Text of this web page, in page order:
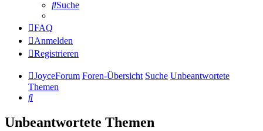
Suche
FAQ
Anmelden
Registrieren
JoyceForum Foren-Übersicht Suche Unbeantwortete
Themen
Suche
Unbeantwortete Themen